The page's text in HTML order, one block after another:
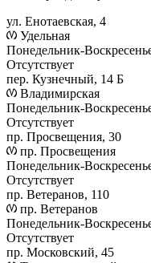
ул. Енотаевская, 4
Удельная
Понедельник-
Отсутствует
пер. Кузнечный, 14 Б
Владимирская
Понедельник-
Отсутствует
пр. Просвещения, 30
пр. Просвещения
Понедельник-
Отсутствует
пр. Ветеранов, 110
пр. Ветеранов
Понедельник-
Отсутствует
пр. Московский, 45